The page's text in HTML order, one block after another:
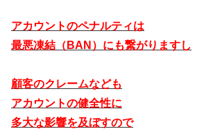
アカウントのペナルティは
最悪凍結（BAN）にも繋がりますし
顧客のクレームなども
アカウントの健全性に
多大な影響を及ぼすので